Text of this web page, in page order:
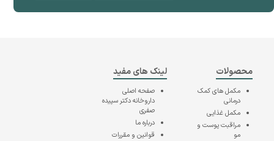
محصولات
مکمل های کمک
درمانی
مکمل غذایی
مراقبت پوست و
مو
لینک های مفید
صفحه اصلی
داروخانه دکتر سپیده
صفری
درباره ما
قوانین و مقررات